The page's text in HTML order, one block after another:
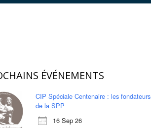
ÉVÉNEMENTS
CIP Spéciale Centenaire : les fondateurs
de la SPP
16 Sep 26